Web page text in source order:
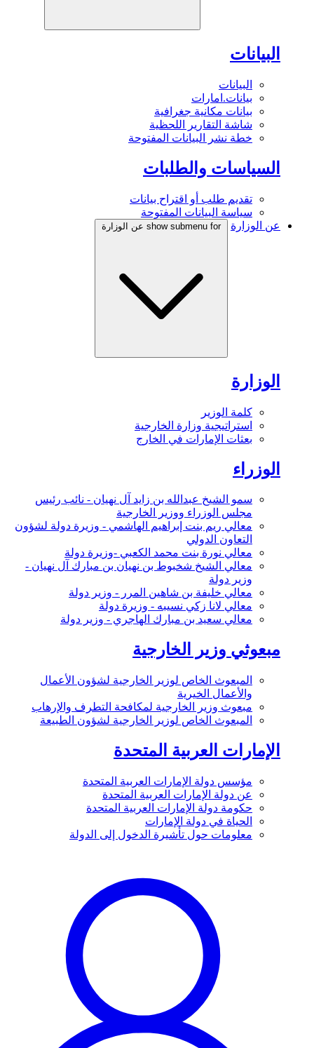
البيانات
البيانات
بيانات.امارات
بيانات مكانية جغرافية
شاشة التقارير اللحظية
خطة نشر البيانات المفتوحة
السياسات والطلبات
تقديم طلب أو اقتراح بيانات
سياسة البيانات المفتوحة
عن الوزارة
show submenu for عن الوزارة
الوزارة
كلمة الوزير
استراتيجية وزارة الخارجية
بعثات الإمارات في الخارج
الوزراء
سمو الشيخ عبدالله بن زايد آل نهيان - نائب رئيس
مجلس الوزراء ووزير الخارجية
معالي ريم بنت إبراهيم الهاشمي - وزيرة دولة لشؤون
التعاون الدولي
معالي نورة بنت محمد الكعبي -وزيرة دولة
معالي الشيخ شخبوط بن نهيان بن مبارك آل نهيان -
وزير دولة
معالي خليفة بن شاهين المرر - وزير دولة
معالي لانا زكي نسيبه - وزيرة دولة
معالي سعيد بن مبارك الهاجري - وزير دولة
مبعوثي وزير الخارجية
المبعوث الخاص لوزير الخارجية لشؤون الأعمال
والأعمال الخيرية
مبعوث وزير الخارجية لمكافحة التطرف والإرهاب
المبعوث الخاص لوزير الخارجية لشؤون الطبيعة
الإمارات العربية المتحدة
مؤسس دولة الإمارات العربية المتحدة
عن دولة الإمارات العربية المتحدة
حكومة دولة الإمارات العربية المتحدة
الحياة في دولة الإمارات
معلومات حول تأشيرة الدخول إلى الدولة